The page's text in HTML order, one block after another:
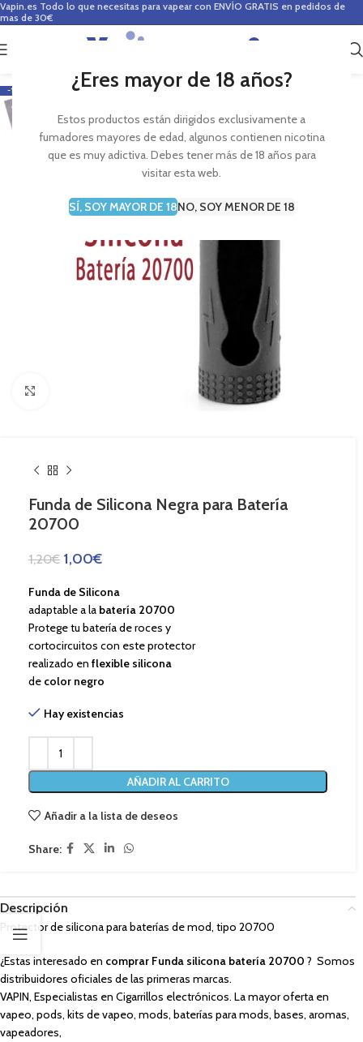
¿Eres mayor de 18 años?
Estos productos están dirigidos exclusivamente a
fumadores mayores de edad, algunos contienen nicotina
que es muy adictiva. Debes tener más de 18 años para
visitar esta web.
SÍ, SOY MAYOR DE 18NO, SOY MENOR DE 18
Vapin.es Todo lo que necesitas para vapear con ENVÍO GRATIS en pedidos de
mas de 30€
0
-17%
Funda de Silicona Negra para Batería
20700
1,20€ 1,00€
Funda de Silicona
adaptable a la batería 20700
Protege tu batería de roces y
cortocircuitos con este protector
realizado en flexible silicona
de color negro
Hay existencias
AÑADIR AL CARRITO
Añadir a la lista de deseos
Share:
Descripción
Protector de silicona para baterías de mod, tipo 20700
¿Estas interesado en comprar Funda silicona batería 20700 ? Somos
distribuidores oficiales de las primeras marcas.
VAPIN, Especialistas en Cigarrillos electrónicos. La mayor oferta en
vapeo, pods, kits de vapeo, mods, baterías para mods, bases, aromas,
vapeadores,